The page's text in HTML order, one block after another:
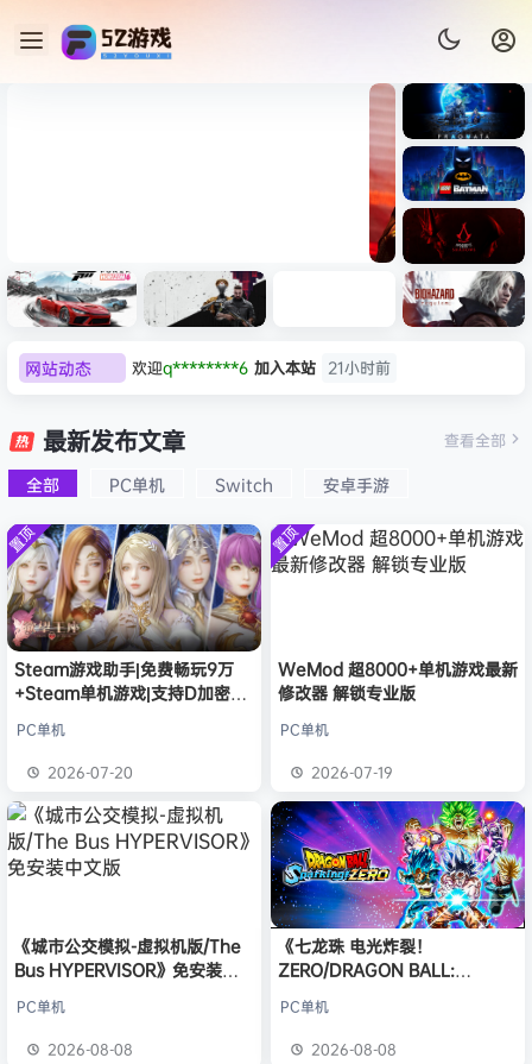
+修改器打包下载 解压即玩
《识质存
在/PRAG
MATA》
免安装中
文版
《乐高蝙
蝠侠：黑
暗骑士之
Dark
Creed
拟机
速：地平
线
6（Forza
Horizon
6）免安装
中文版
心/Atomi
c
Heart》
文版
n Desert
HYPERVI
SOR）免
安装中文
版
9：安魂
Requiem
）免安装
中文版
网站动态 欢迎q********6 加入本站
21小时前
欢迎 大**颠
欢迎我*的
欢迎D****Z 加入本站
8月7日
e******i 签到获取 43 点积分 8月7日
欢迎Q*H 加入本站
8月6日
欢迎e******i 加入本站
普洱 签到获取 39
欢迎普洱 加入本站
8月6日
欢迎0**3 加入本站
8月6日
8月6日
18小时前
最新发布文章
全部 PC单机 Switch 安卓手游
查看全部
置顶
Steam游戏助手|免费畅玩9万
+Steam单机游戏|支持D加密以
PC单机
2026-07-20
置顶
WeMod 超8000+单机游戏最新
修改器 解锁专业版
PC单机
2026-07-19
《城市公交模拟-虚拟机版/The
Bus HYPERVISOR》免安装中
PC单机
2026-08-08
《七龙珠 电光炸裂！
ZERO/DRAGON BALL:
版
PC单机
2026-08-08